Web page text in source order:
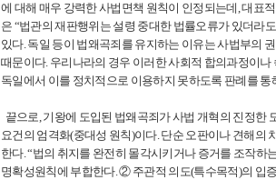
에 대해 매우 강력한 사법면책 원칙이 인정되는데, 대표적
은 “법관의 재판행위는 설령 중대한 법률오류가 있더라
있다. 독일 등이 법왜곡죄를 유지하는 이유는 사법부의
때문이다. 우리나라의 경우 이러한 사회적 합의과정이
독일에서 이를 정치적으로 이용하지 못하도록 판례를
끝으로, 기왕에 도입된 법왜곡죄가 사법 개혁의 진정
요건의 엄격화(중대성 원칙)이다. 단순 오판이나 견해의
한다. “법의 취지를 완전히 몰각시키거나 증거를 조작
명확성원칙에 부합한다. ② 주관적 의도(특수목적)의 입